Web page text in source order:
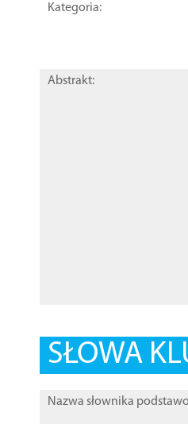
Kategoria:
Abstrakt:
SŁOWA
Nazwa słownika